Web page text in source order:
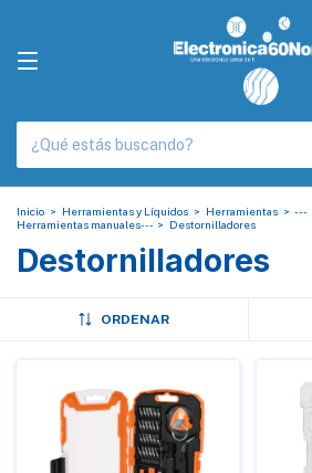
Inicio > Herramientas y Líquidos > Herramientas > ---
Herramientas manuales--- > Destornilladores
Destornilladores
ORDENAR